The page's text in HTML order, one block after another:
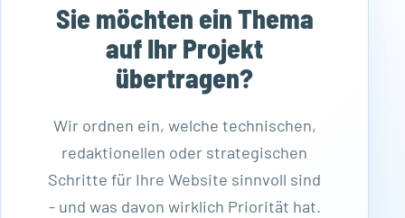
Sie möchten ein Thema
auf Ihr Projekt
übertragen?
Wir ordnen ein, welche technischen,
redaktionellen oder strategischen
Schritte für Ihre Website sinnvoll sind
- und was davon wirklich Priorität hat.